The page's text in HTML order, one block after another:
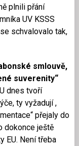
plnili přání
UV KSSS
schvalovalo tak,
smlouvě,
suverenity“
dnes tvoří
ty vyžadují ,
přejaly do
dokonce ještě
EU. Není třeba